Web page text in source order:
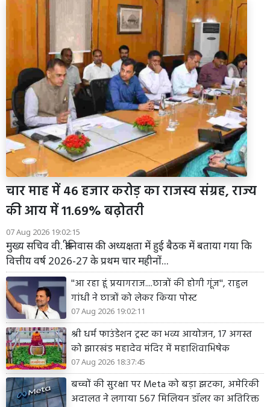
चार माह में 46 हजार करोड़ का राजस्व संग्रह, राज्य
की आय में 11.69% बढ़ोतरी
07 Aug 2026 19:02:15
मुख्य सचिव वी. श्रीनिवास की अध्यक्षता में हुई बैठक में बताया गया कि
वित्तीय वर्ष 2026-27 के प्रथम चार महीनों...
''आ रहा हूं प्रयागराज....छात्रों की होगी गूंज'', राहुल
गांधी ने छात्रों को लेकर किया पोस्ट
07 Aug 2026 19:02:11
श्री धर्म फाउंडेशन ट्रस्ट का भव्य आयोजन, 17 अगस्त
को झारखंड महादेव मंदिर में महाशिवाभिषेक
07 Aug 2026 18:37:45
बच्चों की सुरक्षा पर Meta को बड़ा झटका, अमेरिकी
अदालत ने लगाया 567 मिलियन डॉलर का अतिरिक्त